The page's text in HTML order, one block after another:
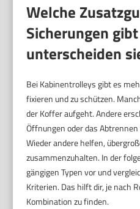
Welche
Sicherungen
unterscheiden
Bei Kabinentrolleys gibt es
fixieren und zu schützen.
der Koffer aufgeht. Andere
Öffnungen oder das
Wieder andere helfen,
zusammenzuhalten. In der
gängigen Typen vor und
Kriterien. Das hilft dir, je nach
Kombination zu finden.